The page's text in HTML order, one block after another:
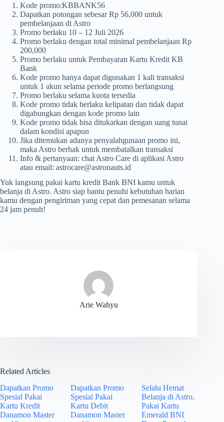
Kode promo:KBBANK56
Dapatkan potongan sebesar Rp 56,000 untuk
pembelanjaan di Astro
Promo berlaku 10 – 12 Juli 2026
Promo berlaku dengan total minimal pembelanjaan Rp
200,000
Promo berlaku untuk Pembayaran Kartu Kredit KB
Bank
Kode promo hanya dapat digunakan 1 kali transaksi
untuk 1 akun selama periode promo berlangsung
Promo berlaku selama kuota tersedia
Kode promo tidak berlaku kelipatan dan tidak dapat
digabungkan dengan kode promo lain
Kode promo tidak bisa ditukarkan dengan uang tunai
dalam kondisi apapun
Jika ditemukan adanya penyalahgunaan promo ini,
maka Astro berhak untuk membatalkan transaksi
Info & pertanyaan: chat Astro Care di aplikasi Astro
atau email: astrocare@astronauts.id
Yuk langsung pakai kartu kredit Bank BNI kamu untuk
belanja di Astro. Astro siap bantu penuhi kebutuhan harian
kamu dengan pengiriman yang cepat dan pemesanan selama
24 jam penuh!
Arie Wahyu
Related Articles
Dapatkan Promo
Spesial Pakai
Kartu Kredit
Danamon Master
Dapatkan Promo
Spesial Pakai
Kartu Debit
Danamon Master
Selalu Hemat
Belanja di Astro,
Pakai Kartu
Emerald BNI